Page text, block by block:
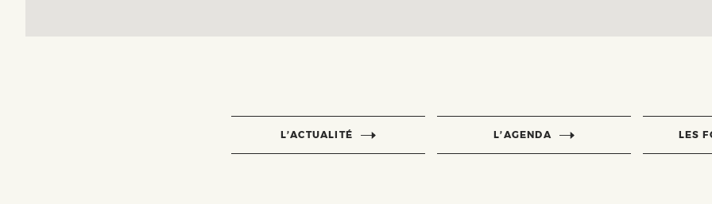
L’ACTUALITÉ L’AGENDA LES